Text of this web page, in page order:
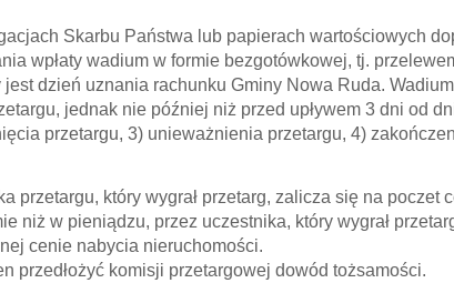
Skarbu Państwa lub papierach wartościowych
wpłaty wadium w formie bezgotówkowej, tj.
jest dzień uznania rachunku Gminy Nowa Ruda.
jednak nie później niż przed upływem 3 dni od
przetargu, 3) unieważnienia przetargu, 4)
przetargu, który wygrał przetarg, zalicza się na poczet
niż w pieniądzu, przez uczestnika, który wygrał
cenie nabycia nieruchomości.
przedłożyć komisji przetargowej dowód tożsamości.